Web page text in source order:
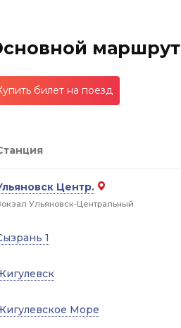
маршрут
билет на поезд
Центр.
Ульяновск-Центральный
1
Море